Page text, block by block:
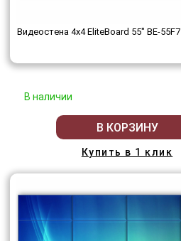
Видеостена 4x4 EliteBoard 55" BE-55F7
В наличии
В КОРЗИНУ
Купить в 1 клик